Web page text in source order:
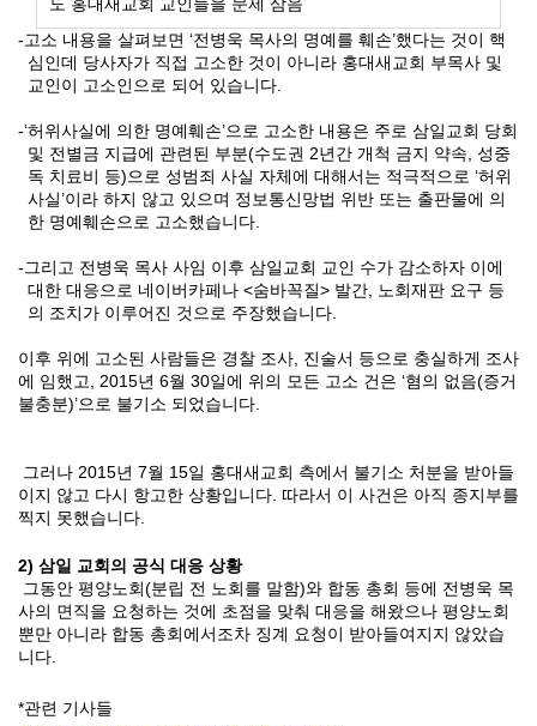
-고소 내용을 살펴보면 ‘전병욱 목사의 명예를 훼손’했다는 것이 핵
심인데 당사자가 직접 고소한 것이 아니라 홍대새교회 부목사 및
교인이 고소인으로 되어 있습니다
-‘허위사실에 의한 명예훼손’으로 고소한 내용은 주로 삼일교회 당회
및 전별금 지급에 관련된 부분(수도권 2년간 개척 금지 약속
성중
독 치료비 등)으로 성범죄 사실 자체에 대해서는 적극적으로‘허위
사실’이라 하지 않고 있으며 정보통신망법 위반 또는 출판물에 의
한 명예훼손으로 고소했습니다
-그리고 전병욱 목사 사임 이후 삼일교회 교인 수가 감소하자 이에
대한 대응으로 네이버카페나<숨바꼭질> 발간
노회재판 요구 등
의 조치가 이루어진 것으로 주장했습니다
이후 위에 고소된 사람들은 경찰 조사 진술서 등으로 충실하게 조사
에 임했고
, 2015년 6월 30일에 위의 모든 고소 건은 ‘혐의 없음(증거
불충분)’으로 불기소 되었습니다
그러나 2015년 7월 15일 홍대새교회 측에서 불기소 처분을 받아들
이지 않고 다시 항고한 상황입니다 따라서 이 사건은 아직 종지부를
찍지 못했습니다
2) 삼일 교회의 공식 대응 상황
그동안 평양노회(분립 전 노회를 말함)와 합동 총회 등에 전병욱 목
사의 면직을 요청하는 것에 초점을 맞춰 대응을 해왔으나 평양노회
뿐만 아니라 합동 총회에서조차 징계 요청이 받아들여지지 않았습
니다
*관련 기사들